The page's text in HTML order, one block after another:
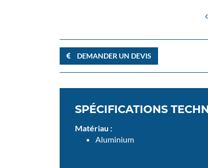
DEMANDER UN DEVIS
SPÉCIFICATIONS
Matériau :
Aluminium